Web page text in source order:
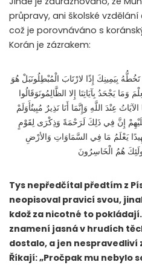
průpravy, ani školské
což je porovnáváno s
Korán je zázrakem:
بِيَمِينِكَ إِذًا لارْتَابَ الْمُبْطِلُونَبَلْ هُوَ
يَجْحَدُ بِآيَاتِنَا إِلا الظَّالِمُونَوَقَالُوا
عِنْدَ اللَّهِ وَإِنَّمَا أَنَا نَذِيرٌ مُبِينٌأَوَلَمْ
عَلَيْهِمْ إِنَّ فِي ذَلِكَ لَرَحْمَةً وَذِكْرَى لِقَوْمٍ
يَعْلَمُ مَا فِي السَّمَاوَاتِ وَالأرْضِ
هُمُ الْخَاسِرُونَ
Tys nepředčítal předtím z
neopisoval pravicí svou,
kdož za nicotné to
znamení jasná v hrudích
dostalo, a jen
Říkají: „Pročpak mu nebylo